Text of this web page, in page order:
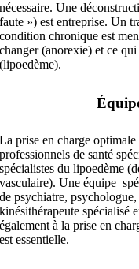
nécessaire. Une
faute ») est entreprise. Un
condition chronique est
changer (anorexie) et ce
(lipoedème).
La prise en charge
professionnels de santé
spécialistes du lipoedème
vasculaire). Une équipe
de psychiatre,
kinésithérapeute spécialisé
également à la prise en
est essentielle.